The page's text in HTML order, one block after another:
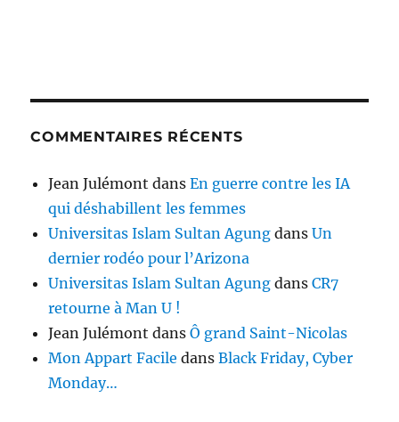
COMMENTAIRES RÉCENTS
Jean Julémont dansEn guerre contre les IA
qui déshabillent les femmes
Universitas Islam Sultan Agung dansUn
dernier rodéo pour l’Arizona
Universitas Islam Sultan Agung dansCR7
retourne à Man U !
Jean Julémont dansÔ grand Saint-Nicolas
Mon Appart Facile dansBlack Friday, Cyber
Monday…